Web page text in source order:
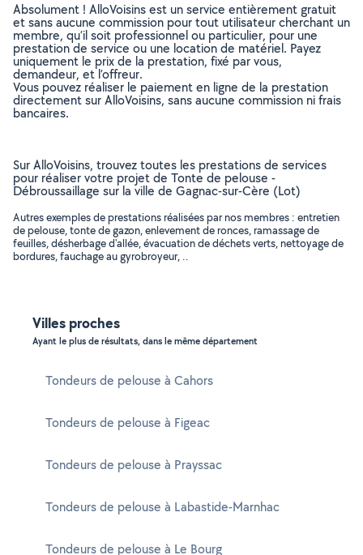
Absolument ! AlloVoisins est un service entièrement gratuit
et sans aucune commission pour tout utilisateur cherchant un
membre, qu’il soit professionnel ou particulier, pour une
prestation de service ou une location de matériel. Payez
uniquement le prix de la prestation, fixé par vous,
demandeur, et l’offreur.
Vous pouvez réaliser le paiement en ligne de la prestation
directement sur AlloVoisins, sans aucune commission ni frais
bancaires.
Sur AlloVoisins, trouvez toutes les prestations de services
pour réaliser votre projet de Tonte de pelouse -
Débroussaillage sur la ville de Gagnac-sur-Cère (Lot)
Autres exemples de prestations réalisées par nos membres : entretien
de pelouse, tonte de gazon, enlevement de ronces, ramassage de
feuilles, désherbage d'allée, évacuation de déchets verts, nettoyage de
bordures, fauchage au gyrobroyeur, ..
Villes proches
Ayant le plus de résultats, dans le même département
Tondeurs de pelouse à Cahors
Tondeurs de pelouse à Figeac
Tondeurs de pelouse à Prayssac
Tondeurs de pelouse à Labastide-Marnhac
Tondeurs de pelouse à Le Bourg